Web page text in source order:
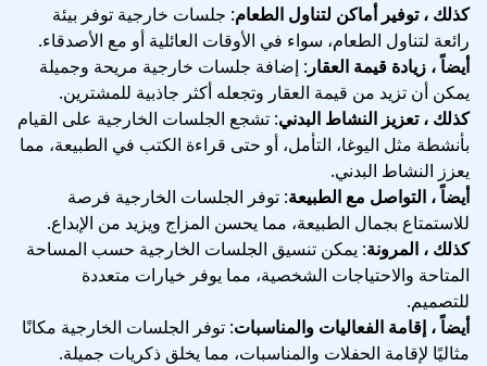
كذلك ، توفير أماكن لتناول الطعام: جلسات خارجية توفر بيئة
رائعة لتناول الطعام، سواء في الأوقات العائلية أو مع الأصدقاء.
أيضاً ، زيادة قيمة العقار : إضافة جلسات خارجية مريحة وجميلة
يمكن أن تزيد من قيمة العقار وتجعله أكثر جاذبية للمشترين.
كذلك ، تعزيز النشاط البدني: تشجع الجلسات الخارجية على القيام
بأنشطة مثل اليوغا، التأمل، أو حتى قراءة الكتب في الطبيعة، مما
يعزز النشاط البدني.
أيضاً ، التواصل مع الطبيعة: توفر الجلسات الخارجية فرصة
للاستمتاع بجمال الطبيعة، مما يحسن المزاج ويزيد من الإبداع.
كذلك ، المرونة: يمكن تنسيق الجلسات الخارجية حسب المساحة
المتاحة والاحتياجات الشخصية، مما يوفر خيارات متعددة
للتصميم.
أيضاً ، إقامة الفعاليات والمناسبات: توفر الجلسات الخارجية مكانًا
مثاليًا لإقامة الحفلات والمناسبات، مما يخلق ذكريات جميلة.